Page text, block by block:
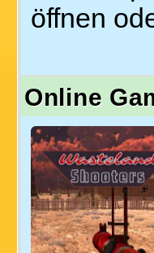
öffnen
Online